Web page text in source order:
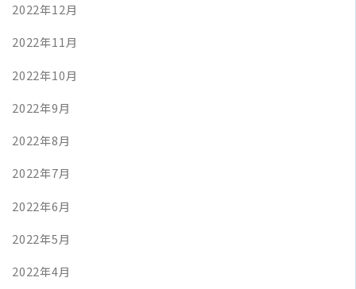
2022年12月
2022年11月
2022年10月
2022年9月
2022年8月
2022年7月
2022年6月
2022年5月
2022年4月